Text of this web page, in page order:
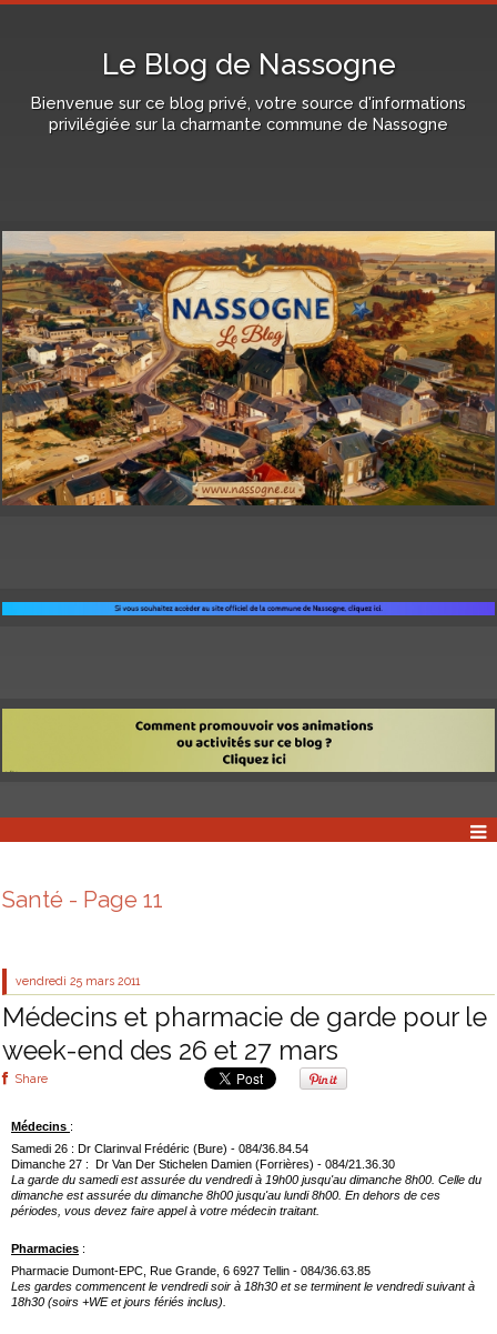
Le Blog de Nassogne
Bienvenue sur ce blog privé, votre source d'informations
privilégiée sur la charmante commune de Nassogne
Santé - Page 11
vendredi 25 mars 2011
Médecins et pharmacie de garde pour le
week-end des 26 et 27 mars
Share
Médecins :
Samedi 26 : Dr Clarinval Frédéric (Bure) - 084/36.84.54
Dimanche 27 : Dr Van Der Stichelen Damien (Forrières) - 084/21.36.30
La garde du samedi est assurée du vendredi à 19h00 jusqu'au dimanche 8h00. Celle du
dimanche est assurée du dimanche 8h00 jusqu'au lundi 8h00. En dehors de ces
périodes, vous devez faire appel à votre médecin traitant.
Pharmacies :
Pharmacie Dumont-EPC, Rue Grande, 6 6927 Tellin - 084/36.63.85
Les gardes commencent le vendredi soir à 18h30 et se terminent le vendredi suivant à
18h30 (soirs +WE et jours fériés inclus).